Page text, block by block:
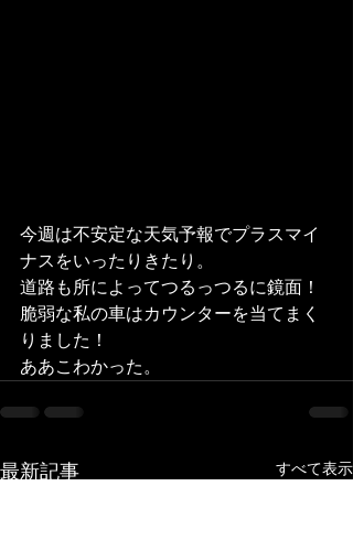
今週は不安定な天気予報でプラスマイ
ナスをいったりきたり。
道路も所によってつるっつるに鏡面！
脆弱な私の車はカウンターを当てまく
りました！
ああこわかった。
最新記事 すべて表示